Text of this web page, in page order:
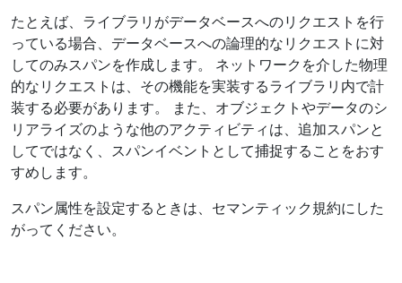
たとえば、ライブラリがデータベースへのリクエストを行
っている場合、データベースへの論理的なリクエストに対
してのみスパンを作成します。 ネットワークを介した物理
的なリクエストは、その機能を実装するライブラリ内で計
装する必要があります。 また、オブジェクトやデータのシ
リアライズのような他のアクティビティは、追加スパンと
してではなく、スパンイベントとして捕捉することをおす
すめします。
スパン属性を設定するときは、セマンティック規約にした
がってください。